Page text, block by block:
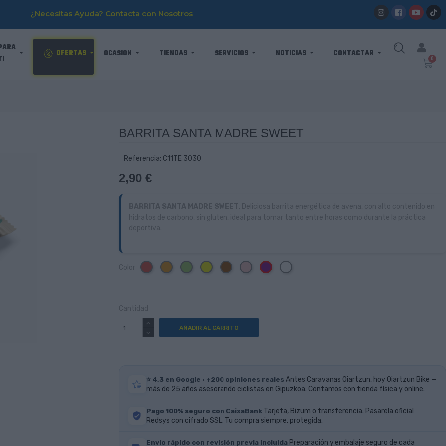
¿Necesitas Ayuda? Contacta con Nosotros
OFERTAS OCASION TIENDAS SERVICIOS NOTICIAS CONTACTAR
BARRITA SANTA MADRE SWEET
Referencia: C11TE 3030
2,90 €
Rojo NaranjaVerde AmarilloMarrónRosa MoradoBlanco
AÑADIR AL CARRITO
⭐ 4,3 en Google · +200 opiniones reales Antes Caravanas Oiartzun, hoy Oiartzun Bike —
más de 25 años asesorando ciclistas en Gipuzkoa. Contamos con tienda física y online.
Pago 100% seguro con CaixaBank Tarjeta, Bizum o transferencia. Pasarela oficial
Redsys con cifrado SSL. Tu compra siempre, protegida.
Envío rápido con revisión previa incluida Preparación y embalaje seguro de cada